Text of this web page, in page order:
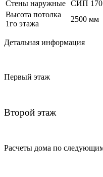
Стены наружные СИП
Высота потолка
1го этажа
2500 мм
Детальная информация
Первый этаж
Второй этаж
Расчеты дома по